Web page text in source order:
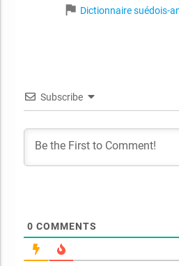
flag Dictionnaire suédois-
Subscribe
0 COMMENTS